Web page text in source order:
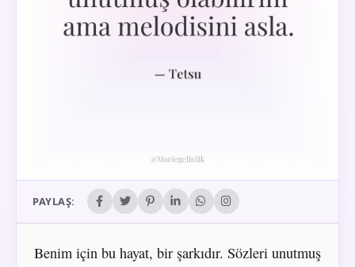
PAYLAŞ:
Benim için bu hayat, bir şarkıdır. Sözleri unutmuş